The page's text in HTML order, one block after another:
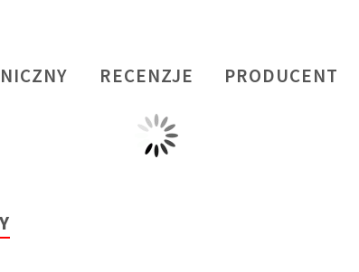
RECENZJE PRODUCENT